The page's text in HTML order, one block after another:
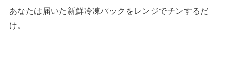
あなたは届いた新鮮冷凍パックをレンジでチンするだ
け。